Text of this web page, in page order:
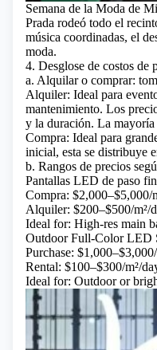
Semana de la Moda de
Prada rodeó todo el
música coordinadas, el
moda.
4. Desglose de costos de
a. Alquilar o comprar:
Alquiler: Ideal para
mantenimiento. Los
y la duración. La mayoría
Compra: Ideal para
inicial, esta se distribuye
b. Rangos de precios
Pantallas LED de paso
Compra: $2,000–$5,000/
Alquiler: $200–$500/m²/
Ideal for: High-res main
Outdoor Full-Color LED
Purchase:
Rental: $100–$300/m²/
Ideal for: Outdoor or